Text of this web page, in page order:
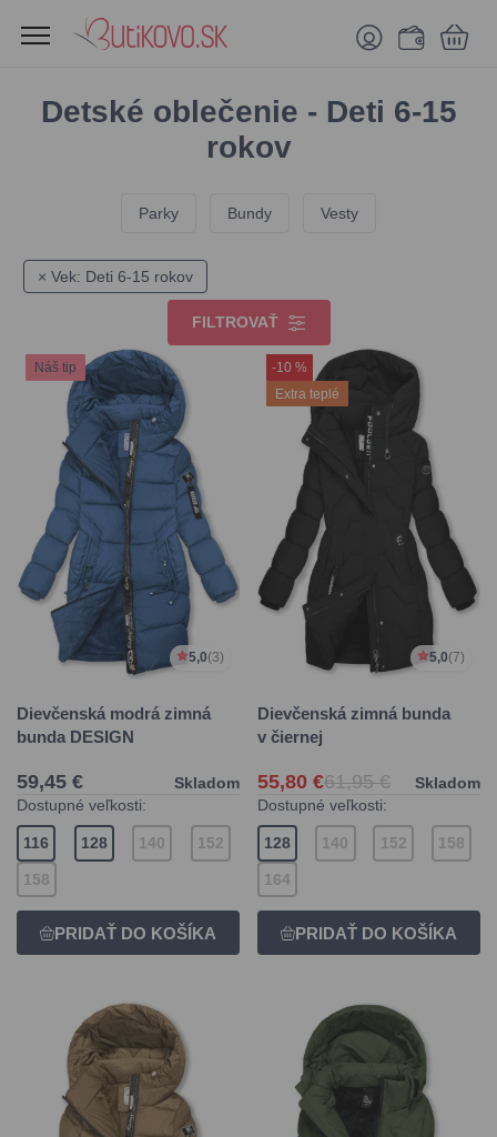
Detské oblečenie - Deti 6-15
rokov
Parky Bundy Vesty
× Vek: Deti 6-15 rokov
FILTROVAŤ
Náš tip
5,0(3)
Dievčenská modrá zimná
bunda DESIGN
59,45 €
Skladom
Dostupné veľkosti:
116 128 140 152
158
-10 %
Extra teplé
5,0(7)
Dievčenská zimná bunda
v čiernej
55,80 €61,95 €
Skladom
Dostupné veľkosti:
128 140 152 158
164